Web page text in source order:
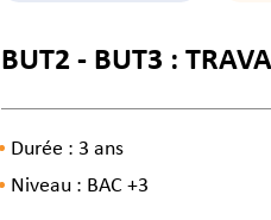
BUT2 - BUT3 :
Durée : 3 ans
Niveau : BAC +3